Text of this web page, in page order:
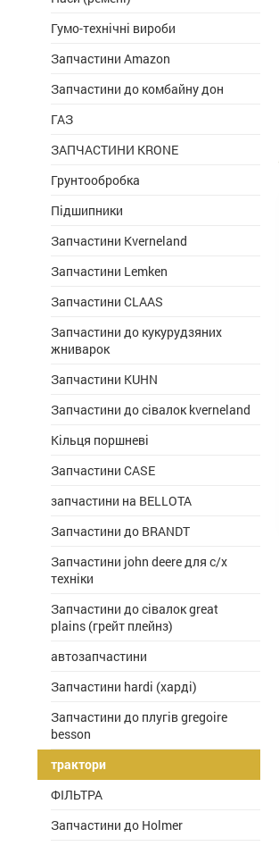
Гумо-технічні вироби
Запчастини Amazon
Запчастини до комбайну дон
ГАЗ
ЗАПЧАСТИНИ KRONE
Грунтообробка
Підшипники
Запчастини Kverneland
Запчастини Lemken
Запчастини CLAAS
Запчастини до кукурудзяних
жниварок
Запчастини KUHN
Запчастини до сівалок kverneland
Кільця поршневі
Запчастини CASE
запчастини на BELLOTA
Запчастини до BRANDT
Запчастини john deere для с/х
техніки
Запчастини до сівалок great
plains (грейт плейнз)
автозапчастини
Запчастини hardi (харді)
Запчастини до плугів gregoire
besson
трактори
ФІЛЬТРА
Запчастини до Holmer